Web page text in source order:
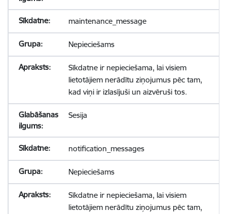
maintenance_message
Nepieciešams
Sīkdatne ir nepieciešama, lai visiem
lietotājiem nerādītu ziņojumus pēc tam,
kad viņi ir izlasījuši un aizvēruši tos.
Sesija
notification_messages
Nepieciešams
Sīkdatne ir nepieciešama, lai visiem
lietotājiem nerādītu ziņojumus pēc tam,